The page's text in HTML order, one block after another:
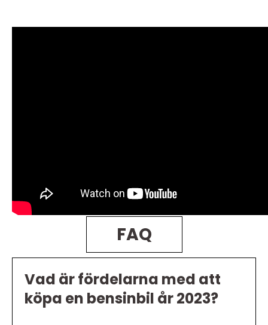
FAQ
Vad är fördelarna med att
köpa en bensinbil år 2023?